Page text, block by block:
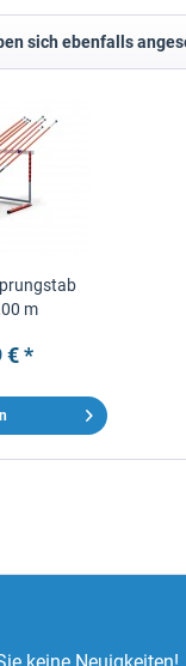
sich ebenfalls
m
€ *